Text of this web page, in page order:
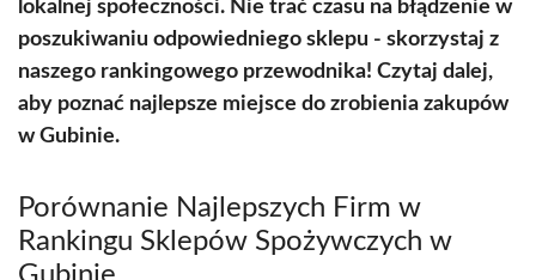
lokalnej społeczności. Nie trać czasu na błądzenie w
poszukiwaniu odpowiedniego sklepu - skorzystaj z
naszego rankingowego przewodnika! Czytaj dalej,
aby poznać najlepsze miejsce do zrobienia zakupów
w Gubinie.
Porównanie Najlepszych Firm w
Rankingu Sklepów Spożywczych w